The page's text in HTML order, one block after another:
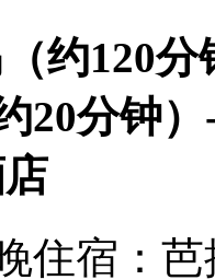
约120
20分钟
住宿：